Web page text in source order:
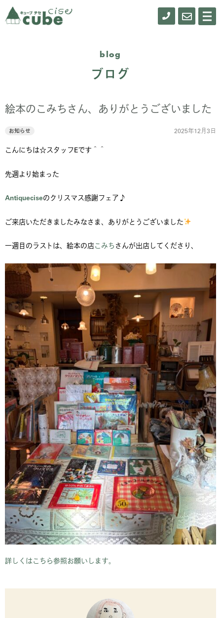
メ
ニ
0155- お
blog
ブログ
絵本のこみちさん、ありがとうございました
お知らせ 2025年12月3日
こんにちは☆スタッフEです＾＾
先週より始まった
Antiqueciseのクリスマス感謝フェア♪
ご来店いただきましたみなさま、ありがとうございました
一週目のラストは、絵本の店こみち さんが出店してくださり、
詳しくはこちら参照お願いします。